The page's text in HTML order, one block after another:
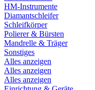
HM-Instrumente
Diamantschleifer
Schleifkörper
Polierer & Bürsten
Mandrelle & Träger
Sonstiges
Alles anzeigen
Alles anzeigen
Alles anzeigen